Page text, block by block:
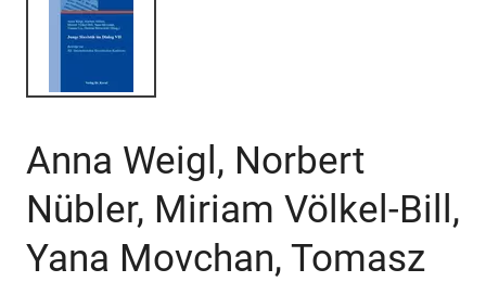
Anna Weigl, Norbert
Nübler, Miriam Völkel-Bill,
Yana Movchan, Tomasz